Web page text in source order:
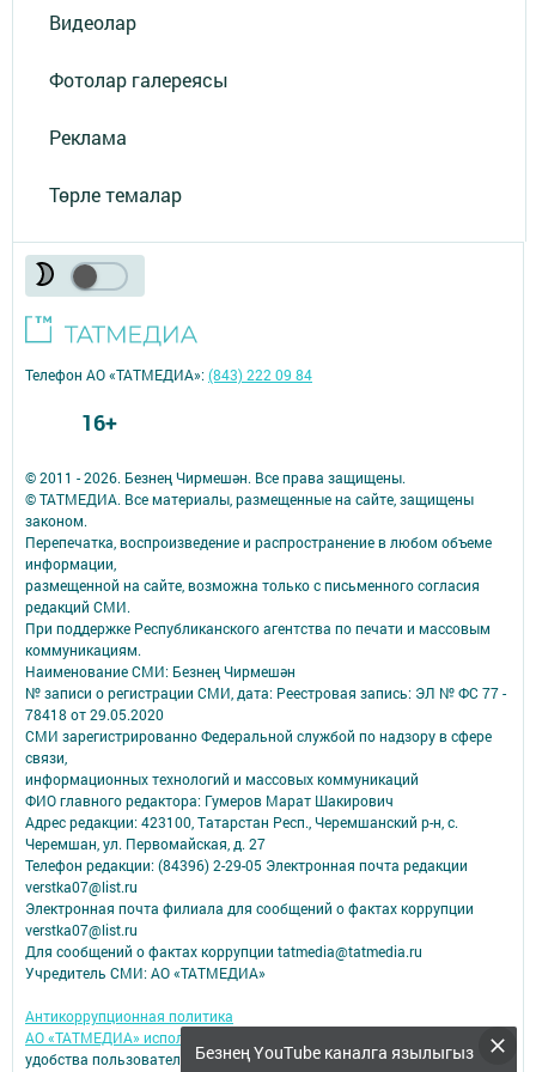
Видеолар
Фотолар галереясы
Реклама
Төрле темалар
Безнең YouTube каналга язылыгыз
© 2011 - 2026. Безнең Чирмешән. Все права защищены.
© ТАТМЕДИА. Все материалы, размещенные на сайте, защищены
законом.
Перепечатка, воспроизведение и распространение в любом объеме
информации,
размещенной на сайте, возможна только с письменного согласия
редакций СМИ.
При поддержке Республиканского агентства по печати и массовым
коммуникациям.
Наименование СМИ: Безнең Чирмешән
№ записи о регистрации СМИ, дата: Реестровая запись: ЭЛ № ФС 77 -
78418 от 29.05.2020
СМИ зарегистрированно Федеральной службой по надзору в сфере
связи,
информационных технологий и массовых коммуникаций
ФИО главного редактора: Гумеров Марат Шакирович
Адрес редакции: 423100, Татарстан Респ., Черемшанский р-н, с.
Черемшан, ул. Первомайская, д. 27
Телефон редакции: (84396) 2-29-05 Электронная почта редакции
verstka07@list.ru
Электронная почта филиала для сообщений о фактах коррупции
verstka07@list.ru
Для сообщений о фактах коррупции tatmedia@tatmedia.ru
Учредитель СМИ: АО «ТАТМЕДИА»
Антикоррупционная политика
АО «ТАТМЕДИА» использует «cookie»
для персонализации сервисов и
удобства пользователей сайтом.
Телефон АО «ТАТМЕДИА»:(843) 222 09 84
16+